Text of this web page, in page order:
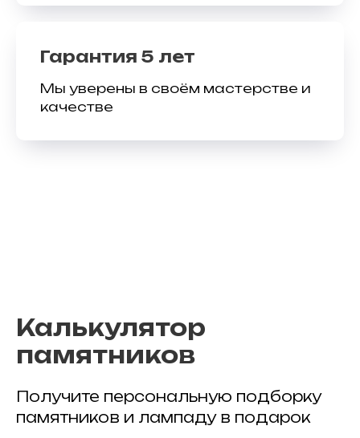
Гарантия 5 лет
Мы уверены в своём мастерстве и
качестве
Калькулятор
памятников
Получите персональную подборку
памятников и лампаду в подарок